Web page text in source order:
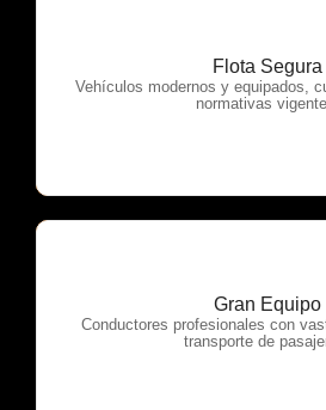
Flota Segura
Vehículos modernos y equipados,
normativas
OTP
Gran Equipo
Conductores profesionales con
transporte de
OTP